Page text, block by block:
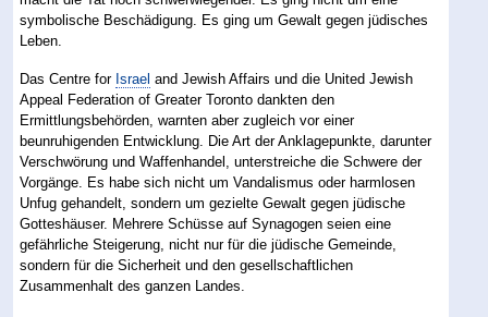
symbolische Beschädigung. Es ging um Gewalt gegen jüdisches
Leben.
Das Centre for Israel and Jewish Affairs und die United Jewish
Appeal Federation of Greater Toronto dankten den
Ermittlungsbehörden, warnten aber zugleich vor einer
beunruhigenden Entwicklung. Die Art der Anklagepunkte, darunter
Verschwörung und Waffenhandel, unterstreiche die Schwere der
Vorgänge. Es habe sich nicht um Vandalismus oder harmlosen
Unfug gehandelt, sondern um gezielte Gewalt gegen jüdische
Gotteshäuser. Mehrere Schüsse auf Synagogen seien eine
gefährliche Steigerung, nicht nur für die jüdische Gemeinde,
sondern für die Sicherheit und den gesellschaftlichen
Zusammenhalt des ganzen Landes.